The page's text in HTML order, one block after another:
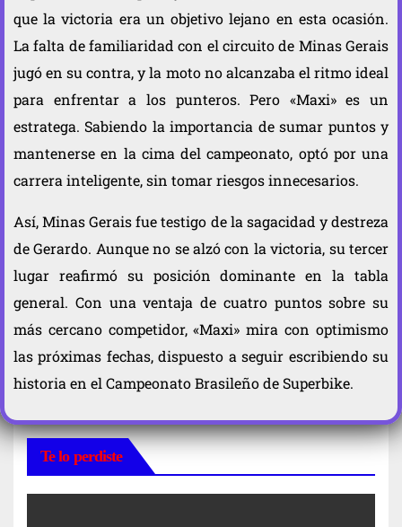
que la victoria era un objetivo lejano en esta ocasión.
La falta de familiaridad con el circuito de Minas Gerais
jugó en su contra, y la moto no alcanzaba el ritmo ideal
para enfrentar a los punteros. Pero «Maxi» es un
estratega. Sabiendo la importancia de sumar puntos y
mantenerse en la cima del campeonato, optó por una
carrera inteligente, sin tomar riesgos innecesarios.
Así, Minas Gerais fue testigo de la sagacidad y destreza
de Gerardo. Aunque no se alzó con la victoria, su tercer
lugar reafirmó su posición dominante en la tabla
general. Con una ventaja de cuatro puntos sobre su
más cercano competidor, «Maxi» mira con optimismo
las próximas fechas, dispuesto a seguir escribiendo su
historia en el Campeonato Brasileño de Superbike.
Te lo perdiste